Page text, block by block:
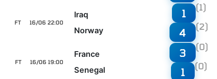
16/06 22:00
FT
Iraq
Norway
1 (1)
4 (2)
16/06 19:00
FT
France
Senegal
3 (0)
1 (0)